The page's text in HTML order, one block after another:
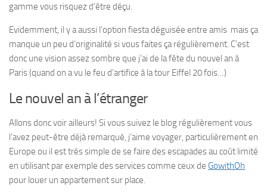
gamme vous risquez d’être déçu.
Evidemment, il y a aussi l’option fiesta déguisée entre amis mais ça
manque un peu d’originalité si vous faites ça régulièrement. C’est
donc une vision assez sombre que j’ai de la fête du nouvel an à
Paris (quand on a vu le feu d’artifice à la tour Eiffel 20 fois…)
Le nouvel an à l’étranger
Allons donc voir ailleurs! Si vous suivez le blog régulièrement vous
l’avez peut-être déjà remarqué, j’aime voyager, particulièrement en
Europe ou il est très simple de se faire des escapades au coût limité
en utilisant par exemple des services comme ceux de GowithOh
pour louer un appartement sur place.